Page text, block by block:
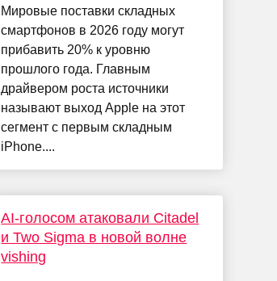
Мировые поставки складных
смартфонов в 2026 году могут
прибавить 20% к уровню
прошлого года. Главным
драйвером роста источники
называют выход Apple на этот
сегмент с первым складным
iPhone....
AI-голосом атаковали Citadel
и Two Sigma в новой волне
vishing